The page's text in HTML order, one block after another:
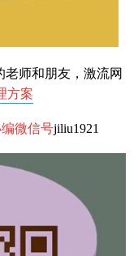
师和朋友，激流网
方案
微信号jiliu1921